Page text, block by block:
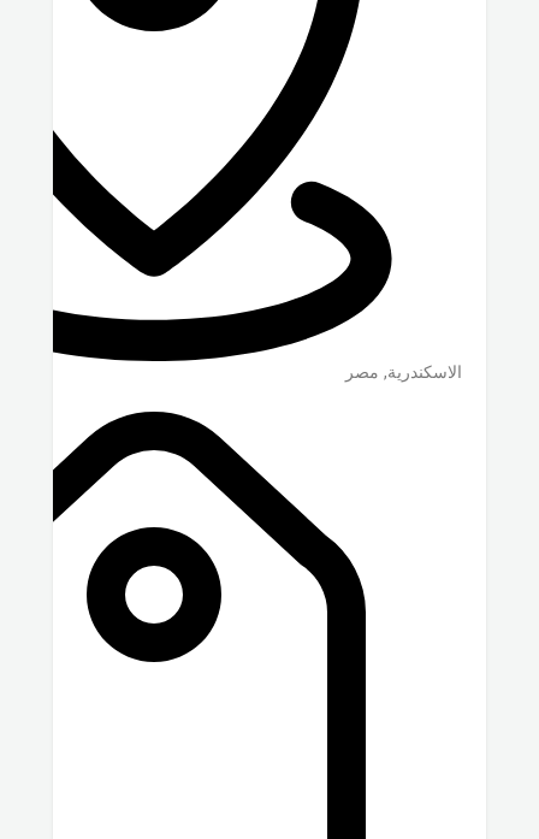
الاسكندرية, مصر